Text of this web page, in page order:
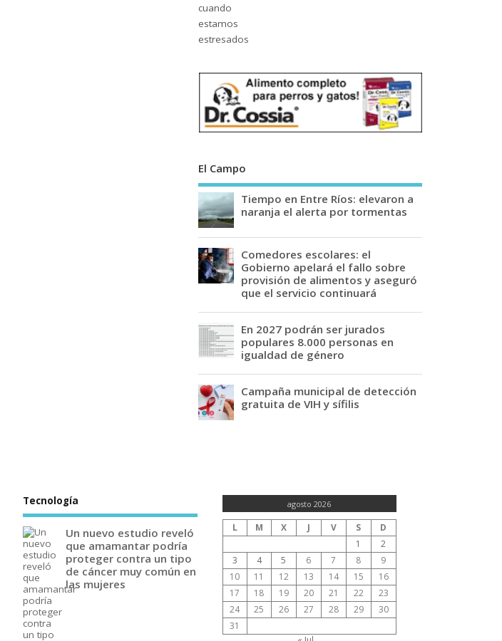
El Campo
Tiempo en Entre Ríos: elevaron a
naranja el alerta por tormentas
Comedores escolares: el
Gobierno apelará el fallo sobre
provisión de alimentos y aseguró
que el servicio continuará
En 2027 podrán ser jurados
populares 8.000 personas en
igualdad de género
Campaña municipal de detección
gratuita de VIH y sífilis
Tecnología
Un nuevo estudio reveló
que amamantar podría
proteger contra un tipo
de cáncer muy común en
las mujeres
agosto 2026
L M X J V S
D
1
2
3
4 5 6 7 8
9
10
11 12 13 14 15
16
17
18 19 20 21 22
23
24
25 26 27 28 29
30
31